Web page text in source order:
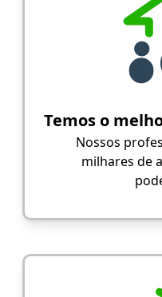
Temos o
Nossos
milhares de